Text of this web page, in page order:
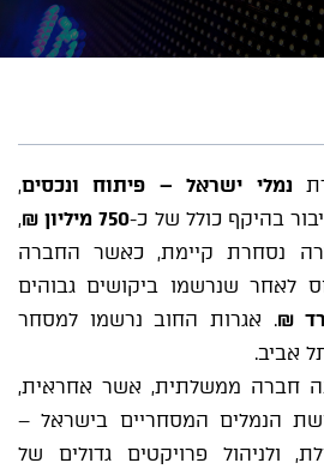
נמלי ישראל – פיתוח ונכסים,
בהיקף כולל של כ-750 מיליון ₪
,
נסחרת קיימת, כאשר החברה
לאחר שנרשמו ביקושים גבוהים
. אגרות החוב נרשמו למסחר
אביב.
חברה ממשלתית, אשר אחראית,
הנמלים המסחריים בישראל –
ולניהול פרויקטים גדולים של